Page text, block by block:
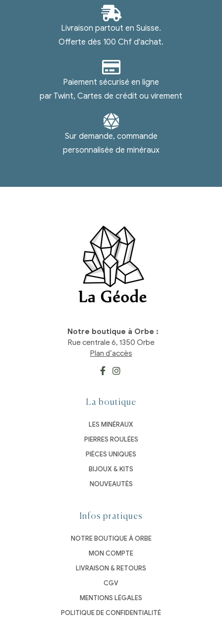
Livraison partout en Suisse.
Offerte dès 100 Chf d'achat.
Paiement sécurisé en ligne
par Twint, Cartes de crédit ou virement
Sur demande, commande
personnalisée de minéraux
La boutique
LES MINÉRAUX
PIERRES ROULÉES
PIÈCES UNIQUES
BIJOUX & KITS
NOUVEAUTÉS
Notre boutique à Orbe :
Rue centrale 6, 1350 Orbe
Plan d’accès
Infos pratiques
NOTRE BOUTIQUE À ORBE
MON COMPTE
LIVRAISON & RETOURS
CGV
MENTIONS LÉGALES
POLITIQUE DE CONFIDENTIALITÉ